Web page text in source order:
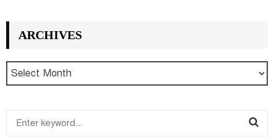
r
o
H
ARCHIVES